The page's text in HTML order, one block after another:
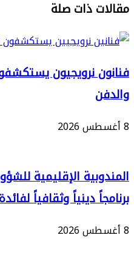
ذات صلة
نرويجيون يستكشفون
الإقليمية للشؤون
دينياً وثقافياً لفائدة